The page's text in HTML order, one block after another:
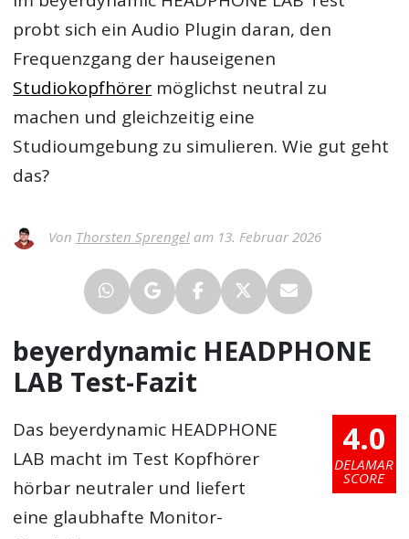
probt sich ein Audio Plugin daran, den
Frequenzgang der hauseigenen
Studiokopfhörer möglichst neutral zu
machen und gleichzeitig eine
Studioumgebung zu simulieren. Wie gut geht
das?
Von Thorsten Sprengelam 13. Februar 2026
beyerdynamic HEADPHONE
LAB Test-Fazit
4.0
DELAMAR
SCORE
Das beyerdynamic HEADPHONE
LAB macht im Test Kopfhörer
hörbar neutraler und liefert
eine glaubhafte Monitor-